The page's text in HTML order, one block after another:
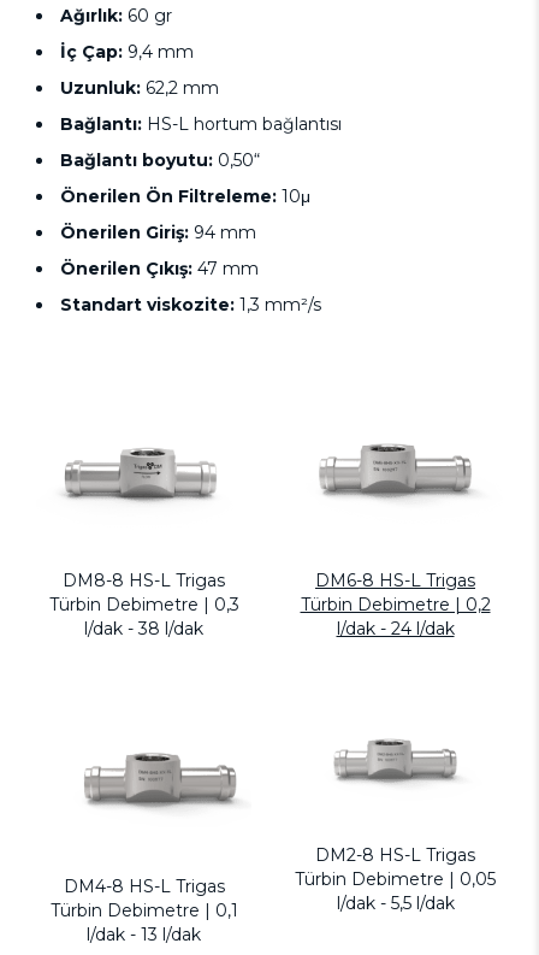
Ağırlık: 60 gr
İç Çap: 9,4 mm
Uzunluk: 62,2 mm
Bağlantı: HS-L hortum bağlantısı
Bağlantı boyutu: 0,50“
Önerilen Ön Filtreleme: 10μ
Önerilen Giriş: 94 mm
Önerilen Çıkış: 47 mm
Standart viskozite: 1,3 mm²/s
DM8-8 HS-L Trigas
Türbin Debimetre | 0,3
l/dak - 38 l/dak
DM6-8 HS-L Trigas
Türbin Debimetre | 0,2
l/dak - 24 l/dak
DM4-8 HS-L Trigas
Türbin Debimetre | 0,1
l/dak - 13 l/dak
DM2-8 HS-L Trigas
Türbin Debimetre | 0,05
l/dak - 5,5 l/dak